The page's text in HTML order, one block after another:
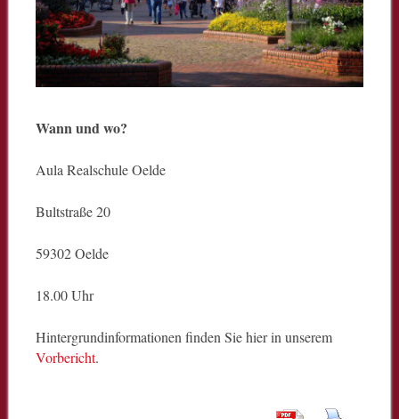
Wann und wo?
Aula Realschule Oelde
Bultstraße 20
59302 Oelde
18.00 Uhr
Hintergrundinformationen finden Sie hier in unserem
Vorbericht.